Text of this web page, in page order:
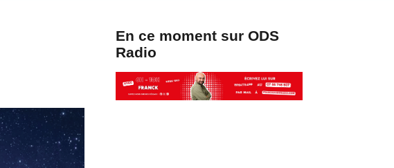
En ce moment sur ODS
Radio